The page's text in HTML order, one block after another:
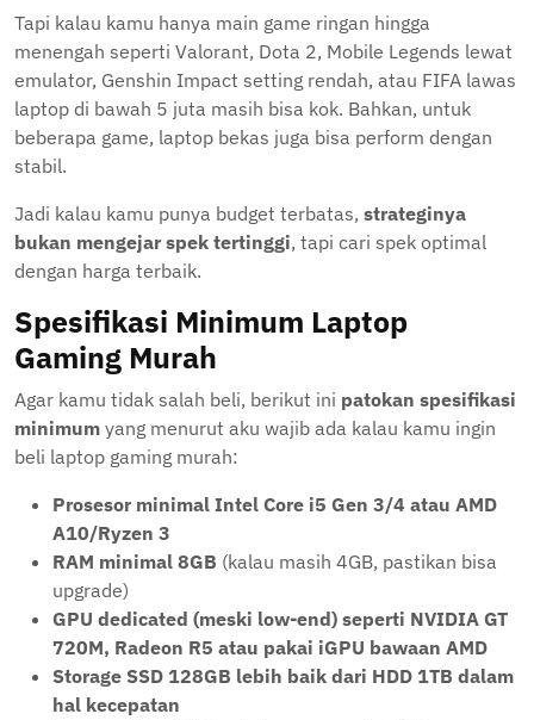
Tapi kalau kamu hanya main game ringan hingga
menengah seperti Valorant, Dota 2, Mobile Legends lewat
emulator, Genshin Impact setting rendah, atau FIFA lawas
laptop di bawah 5 juta masih bisa kok. Bahkan, untuk
beberapa game, laptop bekas juga bisa perform dengan
stabil.
Jadi kalau kamu punya budget terbatas, strateginya
bukan mengejar spek tertinggi, tapi cari spek optimal
dengan harga terbaik.
Spesifikasi Minimum Laptop
Gaming Murah
Agar kamu tidak salah beli, berikut ini patokan spesifikasi
minimum yang menurut aku wajib ada kalau kamu ingin
beli laptop gaming murah:
Prosesor minimal Intel Core i5 Gen 3/4 atau AMD
A10/Ryzen 3
RAM minimal 8GB (kalau masih 4GB, pastikan bisa
upgrade)
GPU dedicated (meski low-end) seperti NVIDIA GT
720M, Radeon R5 atau pakai iGPU bawaan AMD
Storage SSD 128GB lebih baik dari HDD 1TB dalam
hal kecepatan